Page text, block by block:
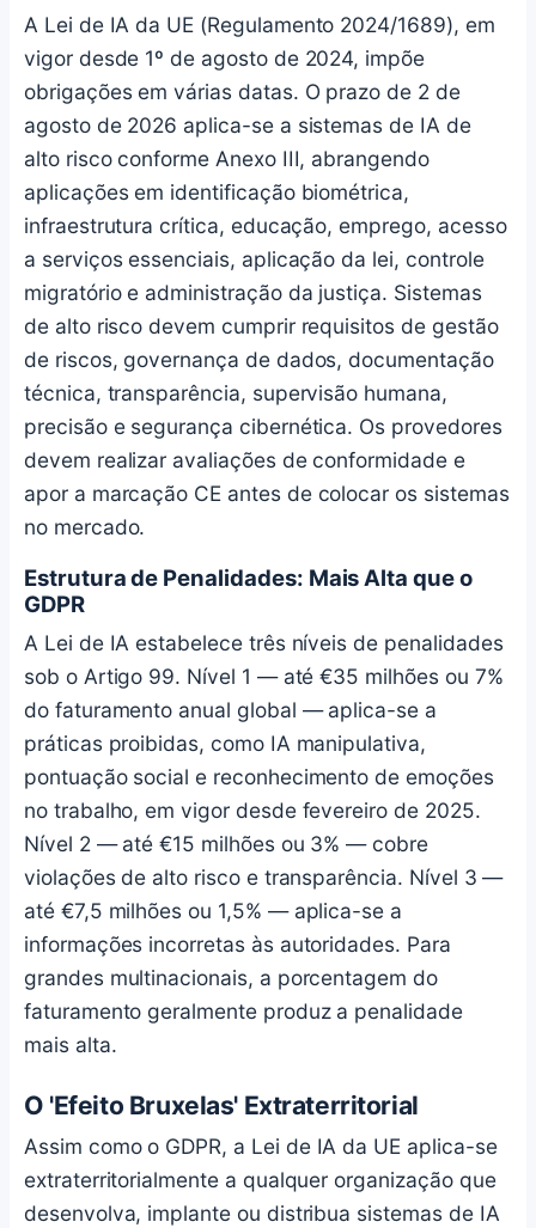
A Lei de IA da UE (Regulamento 2024/1689), em
vigor desde 1º de agosto de 2024, impõe
obrigações em várias datas. O prazo de 2 de
agosto de 2026 aplica-se a sistemas de IA de
alto risco conforme Anexo III, abrangendo
aplicações em identificação biométrica,
infraestrutura crítica, educação, emprego, acesso
a serviços essenciais, aplicação da lei, controle
migratório e administração da justiça. Sistemas
de alto risco devem cumprir requisitos de gestão
de riscos, governança de dados, documentação
técnica, transparência, supervisão humana,
precisão e segurança cibernética. Os provedores
devem realizar avaliações de conformidade e
apor a marcação CE antes de colocar os sistemas
no mercado.
Estrutura de Penalidades: Mais Alta que o
GDPR
A Lei de IA estabelece três níveis de penalidades
sob o Artigo 99. Nível 1 — até €35 milhões ou 7%
do faturamento anual global — aplica-se a
práticas proibidas, como IA manipulativa,
pontuação social e reconhecimento de emoções
no trabalho, em vigor desde fevereiro de 2025.
Nível 2 — até €15 milhões ou 3% — cobre
violações de alto risco e transparência. Nível 3 —
até €7,5 milhões ou 1,5% — aplica-se a
informações incorretas às autoridades. Para
grandes multinacionais, a porcentagem do
faturamento geralmente produz a penalidade
mais alta.
O 'Efeito Bruxelas' Extraterritorial
Assim como o GDPR, a Lei de IA da UE aplica-se
extraterritorialmente a qualquer organização que
desenvolva, implante ou distribua sistemas de IA